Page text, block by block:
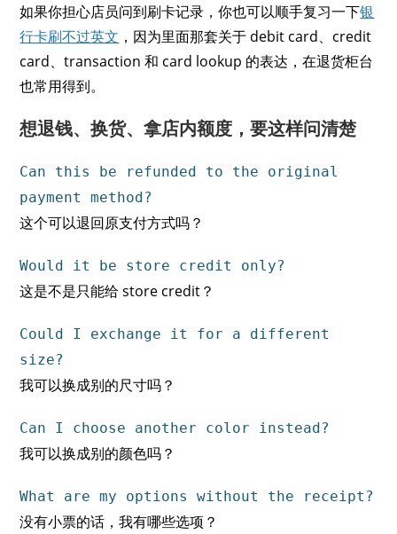
如果你担心店员问到刷卡记录，你也可以顺手复习一下银
行卡刷不过英文 ，因为里面那套关于 debit card、credit
card、transaction 和 card lookup 的表达，在退货柜台
也常用得到。
想退钱、换货、拿店内额度，要这样问清楚
Can this be refunded to the original
payment method?
这个可以退回原支付方式吗？
Would it be store credit only?
这是不是只能给 store credit？
Could I exchange it for a different
size?
我可以换成别的尺寸吗？
Can I choose another color instead?
我可以换成别的颜色吗？
What are my options without the receipt?
没有小票的话，我有哪些选项？